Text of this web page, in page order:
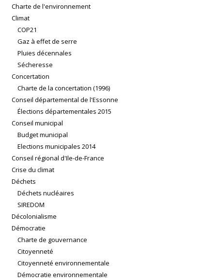
Charte de l'environnement
Climat
COP21
Gaz à effet de serre
Pluies décennales
Sécheresse
Concertation
Charte de la concertation (1996)
Conseil départemental de l'Essonne
Élections départementales 2015
Conseil municipal
Budget municipal
Elections municipales 2014
Conseil régional d'Ile-de-France
Crise du climat
Déchets
Déchets nucléaires
SIREDOM
Décolonialisme
Démocratie
Charte de gouvernance
Citoyenneté
Citoyenneté environnementale
Démocratie environnementale